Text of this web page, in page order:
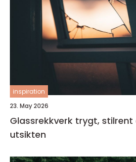
inspiration
23. May 2026
Glassrekkverk trygt, stilrent og åpent mot
utsikten